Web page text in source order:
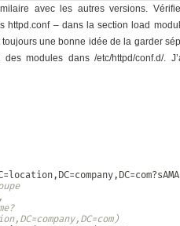
avec les autres versions.
httpd.conf – dans la section load
une bonne idée de la garder
modules dans /etc/httpd/conf.d/.